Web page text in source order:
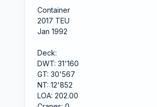
Container
2017 TEU
Jan 1992
Deck:
DWT: 31'160
GT: 30'567
NT: 12'852
LOA: 202.00